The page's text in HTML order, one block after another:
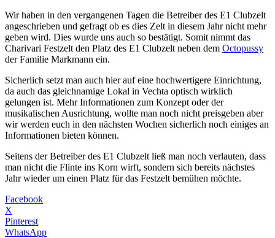
Wir haben in den vergangenen Tagen die Betreiber des E1 Clubzelt
angeschrieben und gefragt ob es dies Zelt in diesem Jahr nicht mehr
geben wird. Dies wurde uns auch so bestätigt. Somit nimmt das
Charivari Festzelt den Platz des E1 Clubzelt neben dem Octopussy
der Familie Markmann ein.
Sicherlich setzt man auch hier auf eine hochwertigere Einrichtung,
da auch das gleichnamige Lokal in Vechta optisch wirklich
gelungen ist. Mehr Informationen zum Konzept oder der
musikalischen Ausrichtung, wollte man noch nicht preisgeben aber
wir werden euch in den nächsten Wochen sicherlich noch einiges an
Informationen bieten können.
Seitens der Betreiber des E1 Clubzelt ließ man noch verlauten, dass
man nicht die Flinte ins Korn wirft, sondern sich bereits nächstes
Jahr wieder um einen Platz für das Festzelt bemühen möchte.
Facebook
X
Pinterest
WhatsApp